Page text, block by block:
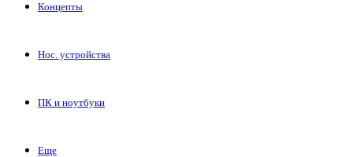
Концепты
Нос. устройства
ПК и ноутбуки
Еще